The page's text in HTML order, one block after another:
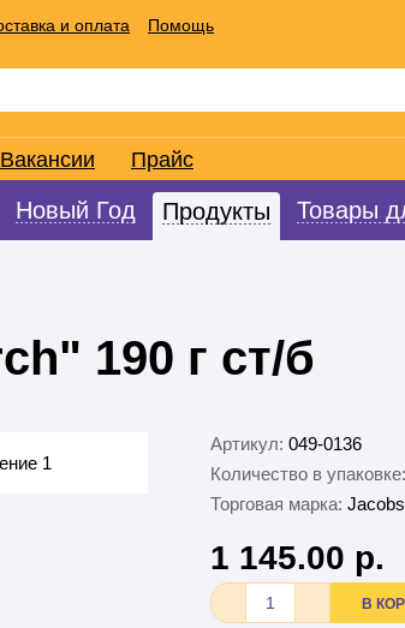
и оплата Помощь
Вакансии Прайс
Новый Год Продукты Товары
190 г ст/б
Артикул: 049-0136
Количество в упаковке:
Торговая марка: Jacobs
1 145.00 р.
В